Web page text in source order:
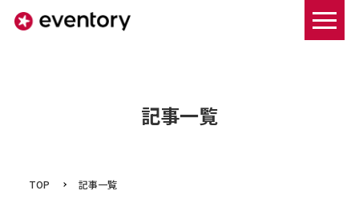
記事一覧
TOP 記事一覧